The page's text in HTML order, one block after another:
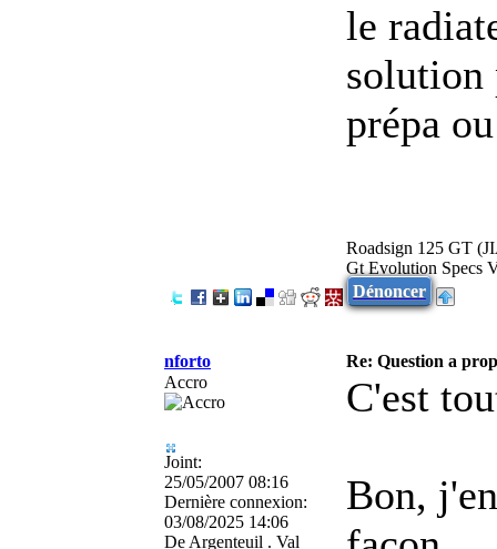
le
solution
prépa
Roadsign 125 GT
Gt Evolution Specs
Dénoncer
nforto
Re: Question a
Accro
Joint:
25/05/2007 08:16
Dernière connexion:
03/08/2025 14:06
De Argenteuil . Val
C'est
Bon,